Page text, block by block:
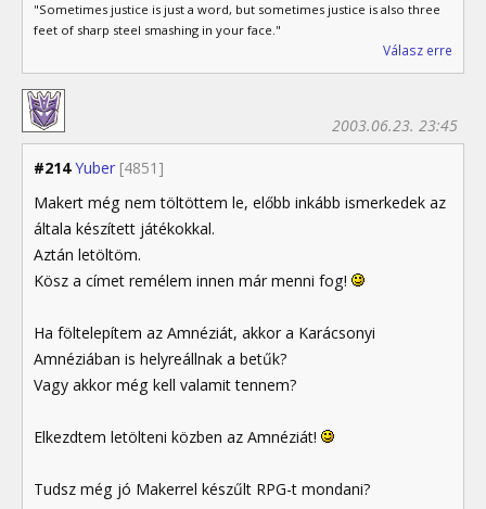
"Sometimes justice is just a word, but sometimes justice is also three
feet of sharp steel smashing in your face."
Válasz erre
#214 Yuber [4851]
2003.06.23. 23:45
Makert még nem töltöttem le, előbb inkább ismerkedek az
általa készített játékokkal.
Aztán letöltöm.
Kösz a címet remélem innen már menni fog!
Ha föltelepítem az Amnéziát, akkor a Karácsonyi
Amnéziában is helyreállnak a betűk?
Vagy akkor még kell valamit tennem?
Elkezdtem letölteni közben az Amnéziát!
Tudsz még jó Makerrel készűlt RPG-t mondani?